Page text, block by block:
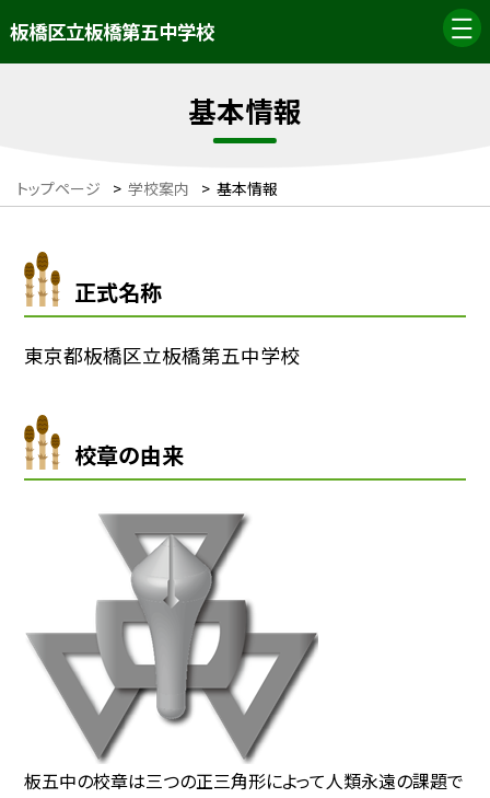
板橋区立板橋第五中学校
基本情報
トップページ > 学校案内 > 基本情報
正式名称
東京都板橋区立板橋第五中学校
校章の由来
板五中の校章は三つの正三角形によって人類永遠の課題で